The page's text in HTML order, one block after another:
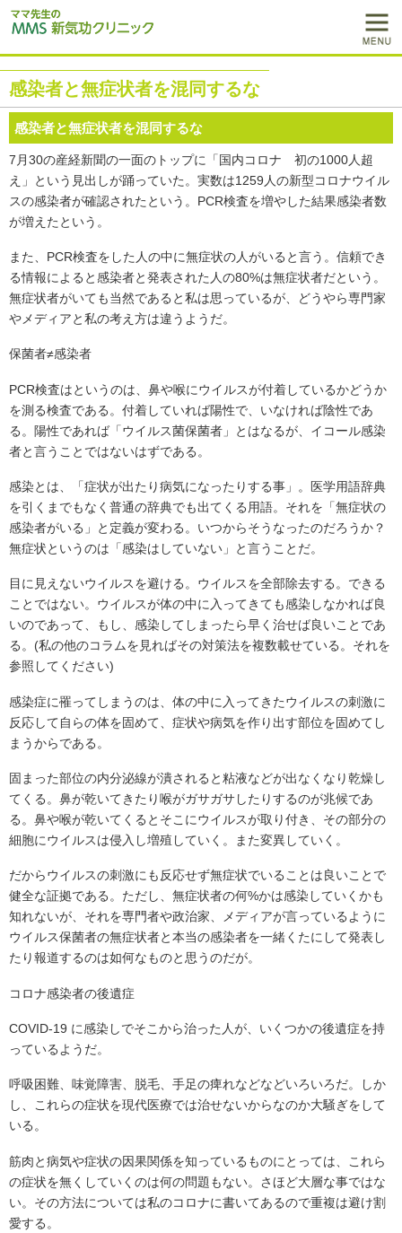
感染者と無症状者を混同するな
感染者と無症状者を混同するな
7月30の産経新聞の一面のトップに「国内コロナ 初の1000人超
え」という見出しが踊っていた。実数は1259人の新型コロナウイル
スの感染者が確認されたという。PCR検査を増やした結果感染者数
が増えたという。
また、PCR検査をした人の中に無症状の人がいると言う。信頼でき
る情報によると感染者と発表された人の80%は無症状者だという。
無症状者がいても当然であると私は思っているが、どうやら専門家
やメディアと私の考え方は違うようだ。
保菌者≠感染者
PCR検査はというのは、鼻や喉にウイルスが付着しているかどうか
を測る検査である。付着していれば陽性で、いなければ陰性であ
る。陽性であれば「ウイルス菌保菌者」とはなるが、イコール感染
者と言うことではないはずである。
感染とは、「症状が出たり病気になったりする事」。医学用語辞典
を引くまでもなく普通の辞典でも出てくる用語。それを「無症状の
感染者がいる」と定義が変わる。いつからそうなったのだろうか？
無症状というのは「感染はしていない」と言うことだ。
目に見えないウイルスを避ける。ウイルスを全部除去する。できる
ことではない。ウイルスが体の中に入ってきても感染しなかれば良
いのであって、もし、感染してしまったら早く治せば良いことであ
る。(私の他のコラムを見ればその対策法を複数載せている。それを
参照してください)
感染症に罹ってしまうのは、体の中に入ってきたウイルスの刺激に
反応して自らの体を固めて、症状や病気を作り出す部位を固めてし
まうからである。
固まった部位の内分泌線が潰されると粘液などが出なくなり乾燥し
てくる。鼻が乾いてきたり喉がガサガサしたりするのが兆候であ
る。鼻や喉が乾いてくるとそこにウイルスが取り付き、その部分の
細胞にウイルスは侵入し増殖していく。また変異していく。
だからウイルスの刺激にも反応せず無症状でいることは良いことで
健全な証拠である。ただし、無症状者の何%かは感染していくかも
知れないが、それを専門者や政治家、メディアが言っているように
ウイルス保菌者の無症状者と本当の感染者を一緒くたにして発表し
たり報道するのは如何なものと思うのだが。
コロナ感染者の後遺症
COVID-19 に感染しでそこから治った人が、いくつかの後遺症を持
っているようだ。
呼吸困難、味覚障害、脱毛、手足の痺れなどなどいろいろだ。しか
し、これらの症状を現代医療では治せないからなのか大騒ぎをして
いる。
筋肉と病気や症状の因果関係を知っているものにとっては、これら
の症状を無くしていくのは何の問題もない。さほど大層な事ではな
い。その方法については私のコロナに書いてあるので重複は避け割
愛する。